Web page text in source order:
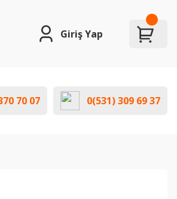
Giriş Yap
70 07 0(531) 309 69 37